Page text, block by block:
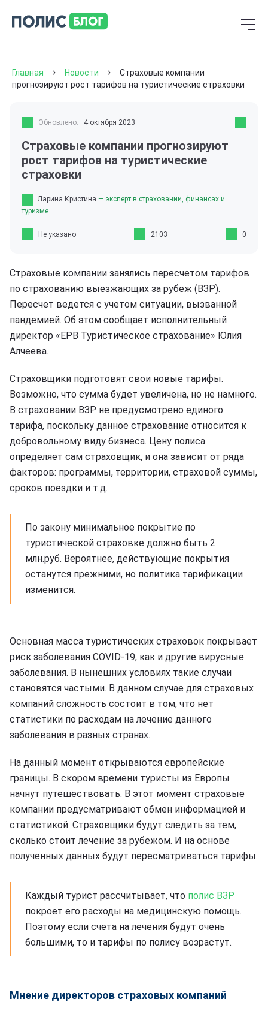
Главная Новости
Страховые компании
прогнозируют рост тарифов на туристические страховки
Обновлено: 4 октября 2023
Страховые компании прогнозируют
рост тарифов на туристические
страховки
Ларина Кристина — эксперт в страховании, финансах и
туризме
Не указано 2103 0
Страховые компании занялись пересчетом тарифов
по страхованию выезжающих за рубеж (ВЗР).
Пересчет ведется с учетом ситуации, вызванной
пандемией. Об этом сообщает исполнительный
директор «ЕРВ Туристическое страхование» Юлия
Алчеева.
Страховщики подготовят свои новые тарифы.
Возможно, что сумма будет увеличена, но не намного.
В страховании ВЗР не предусмотрено единого
тарифа, поскольку данное страхование относится к
добровольному виду бизнеса. Цену полиса
определяет сам страховщик, и она зависит от ряда
факторов: программы, территории, страховой суммы,
сроков поездки и т.д.
По закону минимальное покрытие по
туристической страховке должно быть 2
млн.руб. Вероятнее, действующие покрытия
останутся прежними, но политика тарификации
изменится.
Основная масса туристических страховок покрывает
риск заболевания COVID-19, как и другие вирусные
заболевания. В нынешних условиях такие случаи
становятся частыми. В данном случае для страховых
компаний сложность состоит в том, что нет
статистики по расходам на лечение данного
заболевания в разных странах.
На данный момент открываются европейские
границы. В скором времени туристы из Европы
начнут путешествовать. В этот момент страховые
компании предусматривают обмен информацией и
статистикой. Страховщики будут следить за тем,
сколько стоит лечение за рубежом. И на основе
полученных данных будут пересматриваться тарифы.
Каждый турист рассчитывает, что полис ВЗР
покроет его расходы на медицинскую помощь.
Поэтому если счета на лечения будут очень
большими, то и тарифы по полису возрастут.
Мнение директоров страховых компаний